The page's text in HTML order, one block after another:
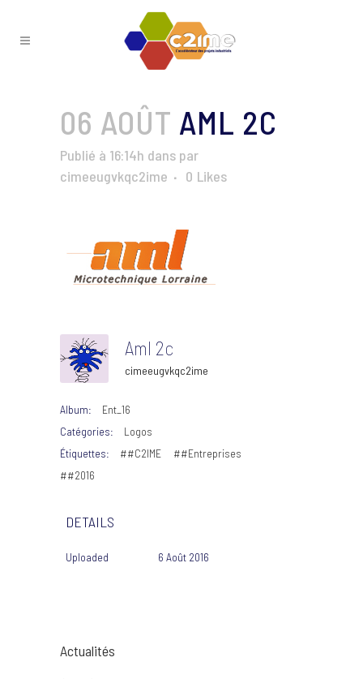
06 AOÛT AML 2C
Publié à 16:14h dans par
cimeeugvkqc2ime
0 Likes
Aml 2c
cimeeugvkqc2ime
Album:
Ent_16
Catégories:
Logos
Étiquettes:
##C2IME
##Entreprises
##2016
DETAILS
Uploaded 6 Août 2016
Actualités